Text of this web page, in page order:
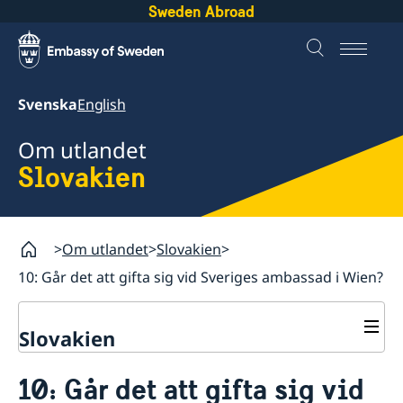
Sweden Abroad
SvenskaEnglish
Om utlandet
Slovakien
Om utlandet Slovakien
10: Går det att gifta sig vid Sveriges ambassad i Wien?
Slovakien
Hjälp till svenskar i Slovakien
10: Går det att gifta sig vid